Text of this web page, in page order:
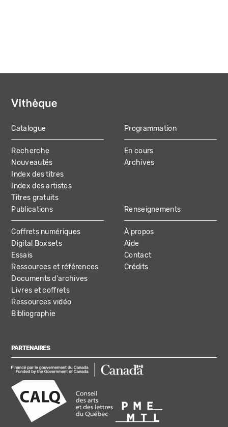
MAIN
NAVIGATION
Catalogue
Recherche
Nouveautés
Index des titres
Index des artistes
Titres gratuits
Programmation
En cours
Archives
Publications
Coffrets numériques
Digital Boxsets
Essais
Ressources et références
Documents d'archives
Livres et coffrets
Ressources vidéo
Bibliographie
Renseignements
À propos
Aide
Contact
Crédits
PARTENAIRES